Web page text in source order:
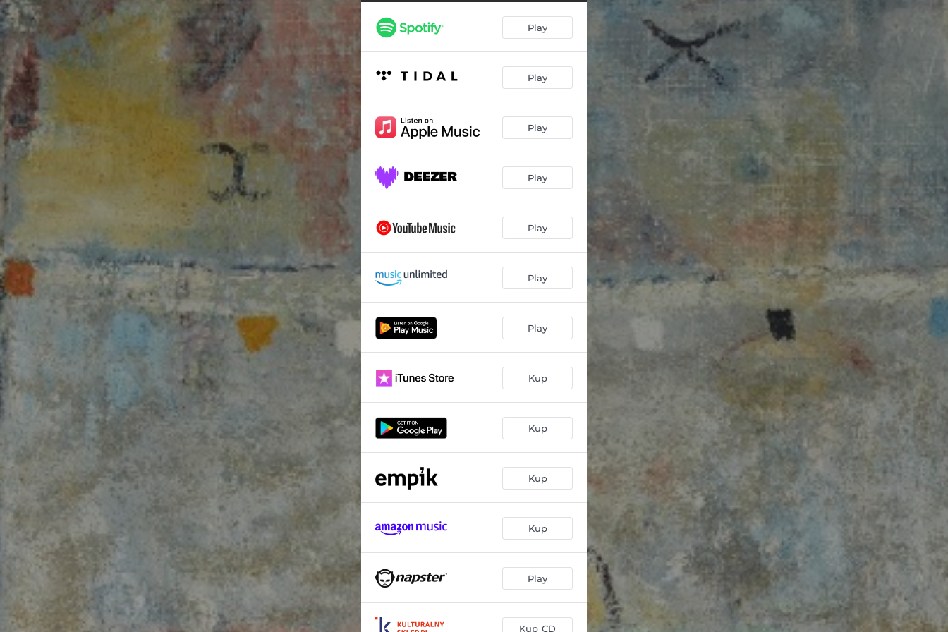
To Nic Złego (Live)
Bój Mój Ostatni (Live) 06:30
O chlebie i winie (5 rano) (1. Stis Pikrodafnis Ton Antho (Pod Kwiatem Oleandra) 2.Smirneiko Minore / An M Agapas (Jeśli Mnie Kochasz)) [Live] 11:17
Wannolot (Live) 04:24
Play
Play
Play
Play
Play
Play
Play
Kup
Kup
Kup
Kup
Play
Kup CD